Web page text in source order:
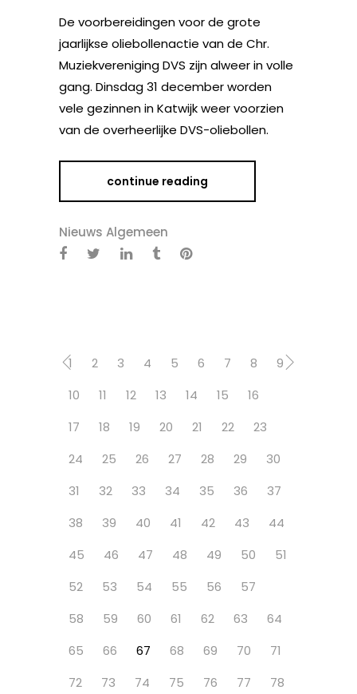
De voorbereidingen voor de grote
jaarlijkse oliebollenactie van de Chr.
Muziekvereniging DVS zijn alweer in volle
gang. Dinsdag 31 december worden
vele gezinnen in Katwijk weer voorzien
van de overheerlijke DVS-oliebollen.
continue reading
Nieuws Algemeen
1 2 3 4 5 6 7 8
9
10
11 12 13 14 15
16
17
18 19 20 21 22
23
24
25 26 27 28 29
30
31
32 33 34 35 36
37
38
39 40 41 42 43
44
45
46 47 48 49 50
51
52
53 54 55 56
57
58
59 60 61 62 63
64
65
66 67 68 69 70
71
72
73 74 75 76 77
78